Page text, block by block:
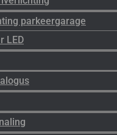
parkeergarage
LED